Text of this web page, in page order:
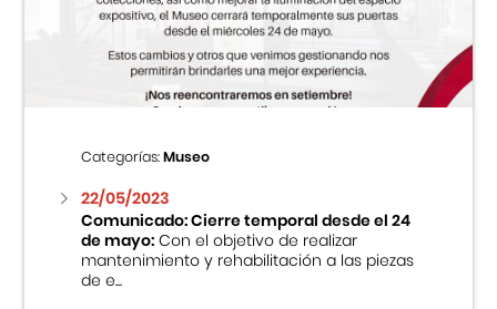
Centro Cultural Peruano Japonés
Museo de la Inmigración Japonesa
Fondo Editorial
Teatro Peruano Japonés
Categorías:Museo
22/05/2023
Comunicado: Cierre temporal desde el 24
de mayo:Con el objetivo de realizar
mantenimiento y rehabilitación a las piezas
de e...